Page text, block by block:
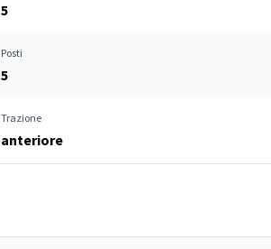
5
Posti
5
Trazione
anteriore